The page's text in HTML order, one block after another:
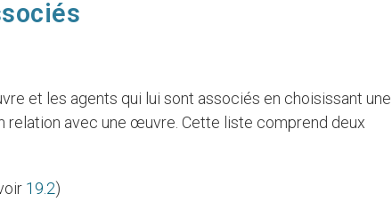
et les agents qui lui sont associés en choisissant une
relation avec une œuvre. Cette liste comprend deux
19.2)